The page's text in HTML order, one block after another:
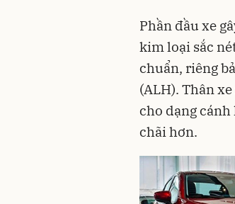
Phần đầu xe
kim loại sắc
chuẩn, riêng
(ALH). Thân
cho dạng
chãi hơn.